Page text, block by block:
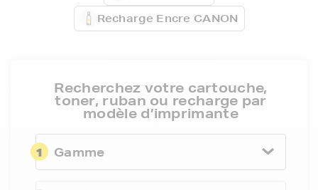
Recharge Encre CANON
Recherchez votre cartouche,
toner, ruban ou recharge par
modèle d’imprimante
1 Gamme